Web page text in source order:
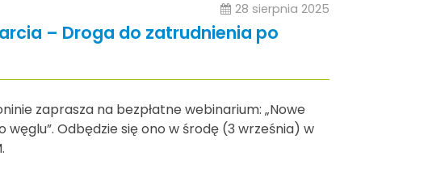
28 sierpnia 2025
– Droga do zatrudnienia po
zaprasza na bezpłatne webinarium: „Nowe
Odbędzie się ono w środę (3 września) w